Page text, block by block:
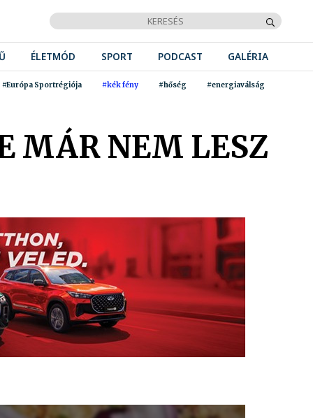
ÉLETMÓD SPORT PODCAST GALÉRIA
#Európa Sportrégiója #kék fény #hőség #energiaválság
MÁR NEM LESZ